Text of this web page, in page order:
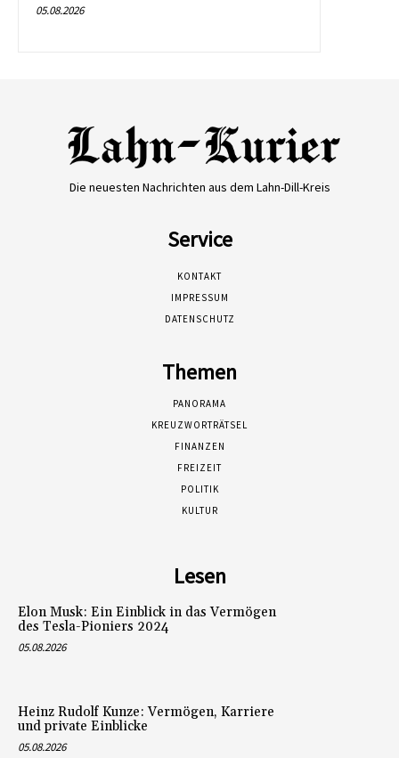
05.08.2026
Die neuesten Nachrichten aus dem Lahn-Dill-Kreis
Service
KONTAKT
IMPRESSUM
DATENSCHUTZ
Themen
PANORAMA
KREUZWORTRÄTSEL
FINANZEN
FREIZEIT
POLITIK
KULTUR
Lesen
Elon Musk: Ein Einblick in das Vermögen
des Tesla-Pioniers 2024
05.08.2026
Heinz Rudolf Kunze: Vermögen, Karriere
und private Einblicke
05.08.2026